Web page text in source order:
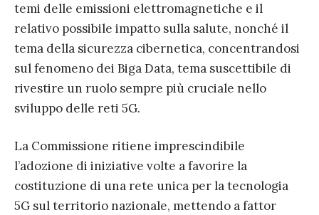
temi delle emissioni elettromagnetiche e il
relativo possibile impatto sulla salute, nonché il
tema della sicurezza cibernetica, concentrandosi
sul fenomeno dei Biga Data, tema suscettibile di
rivestire un ruolo sempre più cruciale nello
sviluppo delle reti 5G.
La Commissione ritiene imprescindibile
l’adozione di iniziative volte a favorire la
costituzione di una rete unica per la tecnologia
5G sul territorio nazionale, mettendo a fattor